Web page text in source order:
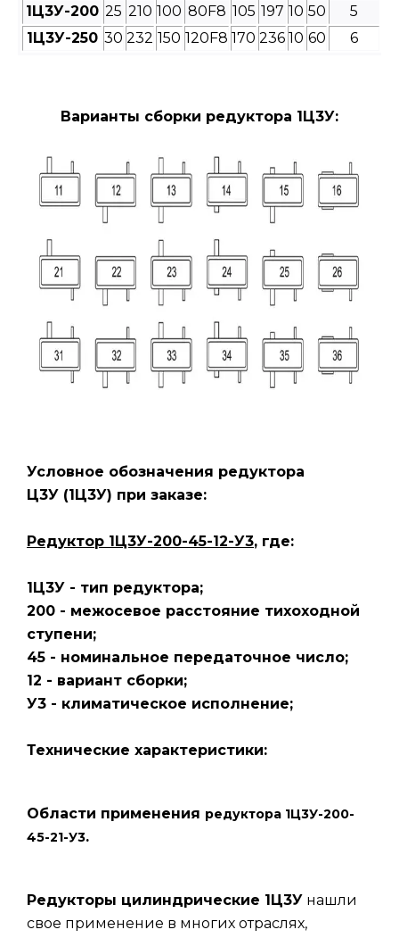
1Ц3У-200 25 210 100 80F8 105 197 10 50 5
1Ц3У-250 30 232 150 120F8 170 236 10 60 6
Варианты сборки редуктора 1Ц3У:
Условное обозначения редуктора
Ц3У (1Ц3У) при заказе:
Редуктор 1Ц3У-200-45-12-У3, где:
1Ц3У - тип редуктора;
200 - межосевое расстояние тихоходной
ступени;
45 - номинальное передаточное число;
12 - вариант сборки;
У3 - климатическое исполнение;
Технические характеристики:
Области применения редуктора 1Ц3У-200-
45-21-У3.
Редукторы цилиндрические 1Ц3У нашли
свое применение в многих отраслях,